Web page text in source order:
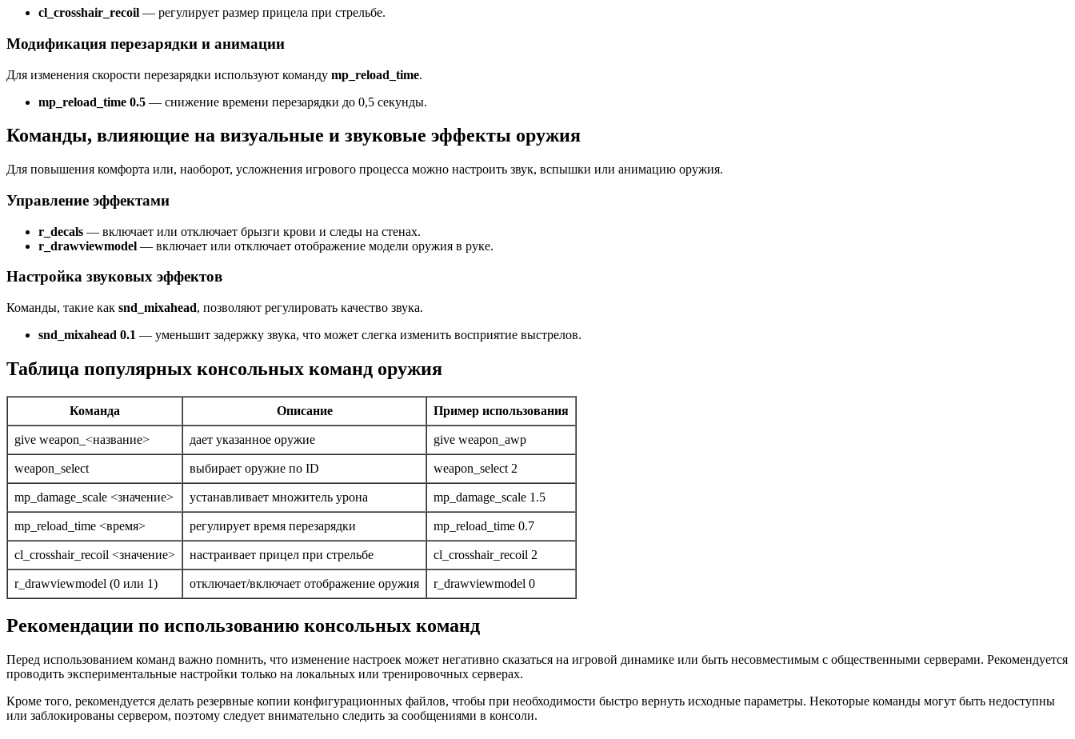
cl_crosshair_recoil — регулирует размер прицела при стрельбе.
Модификация перезарядки и анимации
Для изменения скорости перезарядки используют команду mp_reload_time.
mp_reload_time 0.5 — снижение времени перезарядки до 0,5 секунды.
Команды, влияющие на визуальные и звуковые эффекты оружия
Для повышения комфорта или, наоборот, усложнения игрового процесса можно настроить звук, вспышки или анимацию оружия.
Управление эффектами
r_decals — включает или отключает брызги крови и следы на стенах.
r_drawviewmodel — включает или отключает отображение модели оружия в руке.
Настройка звуковых эффектов
Команды, такие как snd_mixahead, позволяют регулировать качество звука.
snd_mixahead 0.1 — уменьшит задержку звука, что может слегка изменить восприятие выстрелов.
Таблица популярных консольных команд оружия
Команда Описание Пример использования
give weapon_<название> дает указанное оружие give weapon_awp
weapon_select выбирает оружие по ID weapon_select 2
mp_damage_scale <значение> устанавливает множитель урона mp_damage_scale 1.5
mp_reload_time <время> регулирует время перезарядки mp_reload_time 0.7
cl_crosshair_recoil <значение> настраивает прицел при стрельбе cl_crosshair_recoil 2
r_drawviewmodel (0 или 1) отключает/включает отображение оружия r_drawviewmodel 0
Рекомендации по использованию консольных команд
Перед использованием команд важно помнить, что изменение настроек может негативно сказаться на игровой динамике или быть несовместимым с общественными серверами. Рекомендуется
проводить экспериментальные настройки только на локальных или тренировочных серверах.
Кроме того, рекомендуется делать резервные копии конфигурационных файлов, чтобы при необходимости быстро вернуть исходные параметры. Некоторые команды могут быть недоступны
или заблокированы сервером, поэтому следует внимательно следить за сообщениями в консоли.